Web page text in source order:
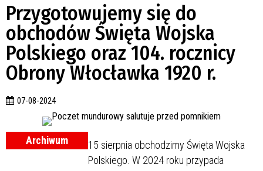
Przygotowujemy się do
obchodów Święta Wojska
Polskiego oraz 104. rocznicy
Obrony Włocławka 1920 r.
07-08-2024
Archiwum
15 sierpnia obchodzimy Święta Wojska
Polskiego. W 2024 roku przypada